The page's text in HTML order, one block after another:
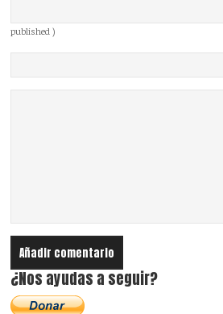
published )
¿Nos ayudas a seguir?